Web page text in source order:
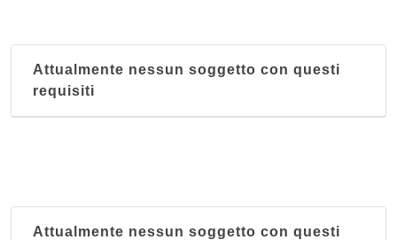
Attualmente nessun soggetto con questi
requisiti
Attualmente nessun soggetto con questi